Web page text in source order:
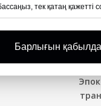
тек қатаң
Барлығын